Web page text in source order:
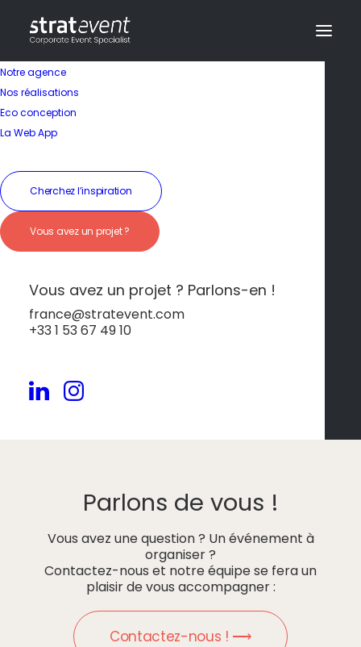
Notre agence
Nos réalisations
Eco conception
La Web App
Cherchez l’inspiration
Vous avez un projet ?
Vous avez un projet ? Parlons-en !
france@stratevent.com
+33 1 53 67 49 10
Une région sauvage
et authentique
|
Des paysages infinis entre collines, oliveraies et
Parlons de vous !
Vous avez une question ? Un événement à
organiser ?
Contactez-nous et notre équipe se fera un
plaisir de vous accompagner :
Contactez-nous ! ⟶